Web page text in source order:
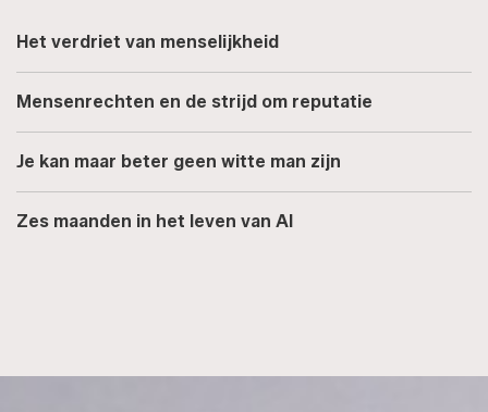
Het verdriet van menselijkheid
Mensenrechten en de strijd om reputatie
Je kan maar beter geen witte man zijn
Zes maanden in het leven van AI